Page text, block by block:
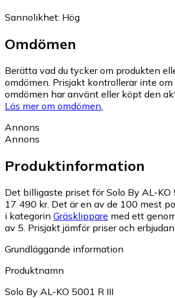
Sannolikhet: Hög
Omdömen
Berätta vad du tycker om produkten
omdömen. Prisjakt kontrollerar inte
omdömen har använt eller köpt den
Läs mer om omdömen.
Annons
Annons
Produktinformation
Det billigaste priset för Solo By AL-KO
17 490 kr. Det är en av de 100 mest
i kategorin Gräsklippare med ett
av 5. Prisjakt jämför priser och
Grundläggande information
Produktnamn
Solo By AL-KO 5001 R III